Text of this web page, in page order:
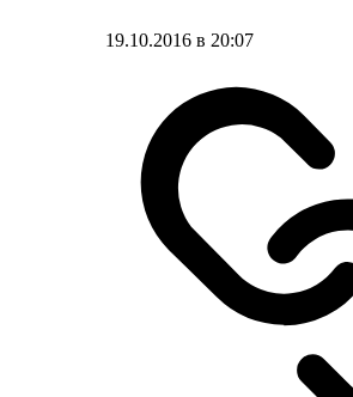
19.10.2016 в 20:07